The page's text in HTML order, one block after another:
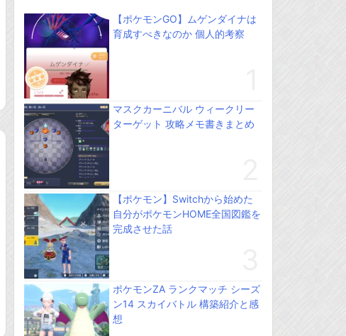
【ポケモンGO】ムゲンダイナは
育成すべきなのか 個人的考察
マスクカーニバル ウィークリー
ターゲット 攻略メモ書きまとめ
【ポケモン】Switchから始めた
自分がポケモンHOME全国図鑑を
完成させた話
ポケモンZA ランクマッチ シーズ
ン14 スカイバトル 構築紹介と感
想